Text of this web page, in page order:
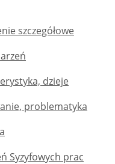
szczegółowe
dzieje
problematyka
Syzyfowych prac